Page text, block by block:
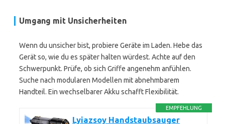
Umgang mit Unsicherheiten
Wenn du unsicher bist, probiere Geräte im Laden. Hebe das
Gerät so, wie du es später halten würdest. Achte auf den
Schwerpunkt. Prüfe, ob sich Griffe angenehm anfühlen.
Suche nach modularen Modellen mit abnehmbarem
Handteil. Ein wechselbarer Akku schafft Flexibilität.
EMPFEHLUNG
Lyiazsoy Handstaubsauger